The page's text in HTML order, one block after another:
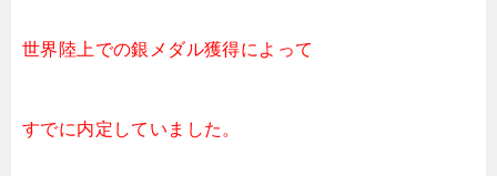
世界陸上での銀メダル獲得によって
すでに内定していました。